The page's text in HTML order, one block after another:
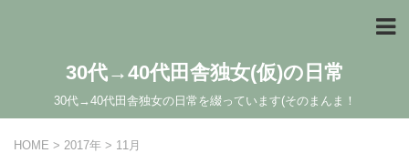
30代→40代田舎独女(仮)の日常
30代→40代田舎独女の日常を綴っています(そのまんま！
HOME > 2017年 > 11月